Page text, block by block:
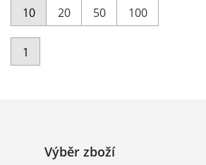
10 20 50 100
1
Výběr zboží